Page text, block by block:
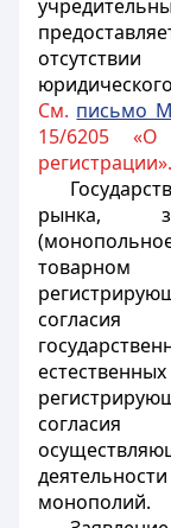
См. письмо
15/6205 «О
регистрации».
рынка,
согласия
согласия
монополий.